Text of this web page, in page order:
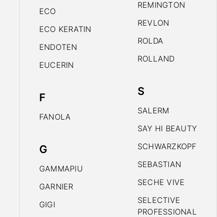
ECO
ECO KERATIN
ENDOTEN
EUCERIN
F
FANOLA
G
GAMMAPIU
GARNIER
GIGI
REMINGTON
REVLON
ROLDA
ROLLAND
S
SALERM
SAY HI BEAUTY
SCHWARZKOPF
SEBASTIAN
SECHE VIVE
SELECTIVE
PROFESSIONAL